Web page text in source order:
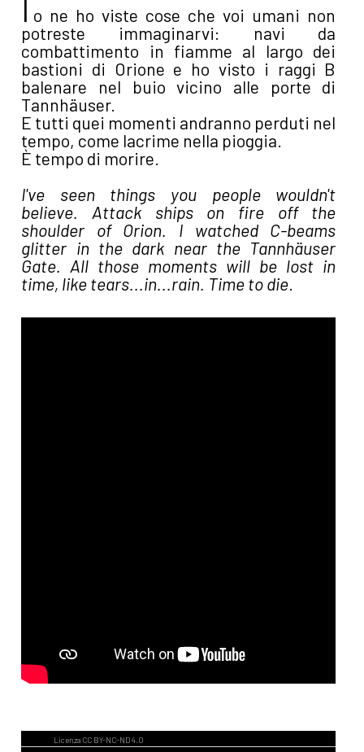
o ne ho viste cose che voi umani non
potreste immaginarvi: navi da
combattimento in fiamme al largo dei
bastioni di Orione e ho visto i raggi B
balenare nel buio vicino alle porte di
Tannhäuser.
E tutti quei momenti andranno perduti nel
tempo, come lacrime nella pioggia.
È tempo di morire.
I've seen things you people wouldn't
believe. Attack ships on fire off the
shoulder of Orion. I watched C-beams
glitter in the dark near the Tannhäuser
Gate. All those moments will be lost in
time, like tears...in...rain. Time to die.